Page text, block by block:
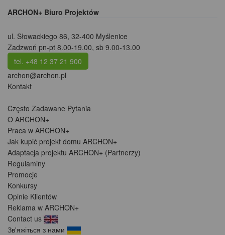
ARCHON+ Biuro Projektów
ul. Słowackiego 86, 32-400 Myślenice
Zadzwoń pn-pt 8.00-19.00, sb 9.00-13.00
tel. +48 12 37 21 900
archon@archon.pl
Kontakt
Często Zadawane Pytania
O ARCHON+
Praca w ARCHON+
Jak kupić projekt domu ARCHON+
Adaptacja projektu ARCHON+ (Partnerzy)
Regulaminy
Promocje
Konkursy
Opinie Klientów
Reklama w ARCHON+
Contact us
Зв'яжіться з нами